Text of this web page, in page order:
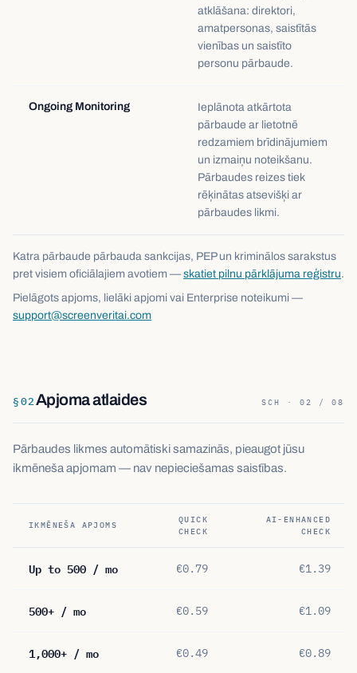
atklāšana: direktori,
amatpersonas, saistītās
vienības un saistīto
personu pārbaude.
Ongoing Monitoring
Ieplānota atkārtota
pārbaude ar lietotnē
redzamiem brīdinājumiem
un izmaiņu noteikšanu.
Pārbaudes reizes tiek
rēķinātas atsevišķi ar
pārbaudes likmi.
Katra pārbaude pārbauda sankcijas, PEP un kriminālos sarakstus
pret visiem oficiālajiem avotiem — skatiet pilnu pārklājuma reģistru.
Pielāgots apjoms, lielāki apjomi vai Enterprise noteikumi —
support@screenveritai.com
§02Apjoma atlaides SCH · 02 / 08
Pārbaudes likmes automātiski samazinās, pieaugot jūsu
ikmēneša apjomam — nav nepieciešamas saistības.
IKMĒNEŠA APJOMS
QUICK
CHECK
AI-ENHANCED
CHECK
Up to 500 / mo €0.79 €1.39
500+ / mo €0.59 €1.09
1,000+ / mo €0.49 €0.89